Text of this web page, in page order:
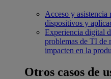
Acceso y asistencia
dispositivos y
Experiencia digital
problemas de TI de
impacten en la
Otros casos de